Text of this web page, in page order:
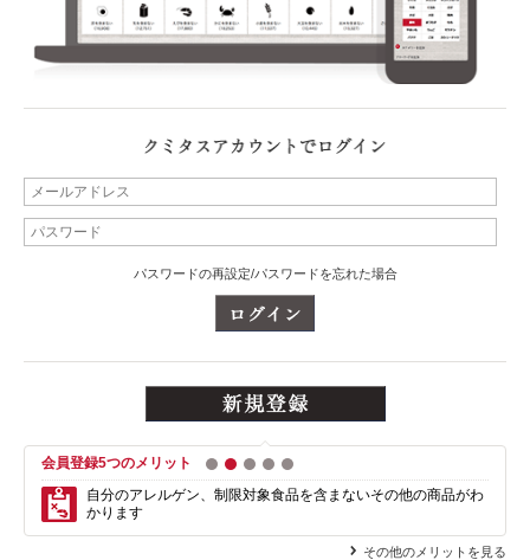
パスワードの再設定/パスワードを忘れた場合
会員登録5つのメリット 1 2 3 4
自分のアレルゲン、制限対象食品を含まないその他の商品がわ
かります
その他のメリットを見る